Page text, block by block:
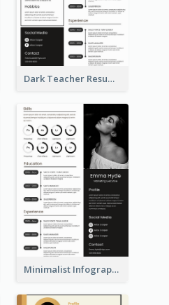
Dark Teacher Resume
Minimalist Infographic Resume